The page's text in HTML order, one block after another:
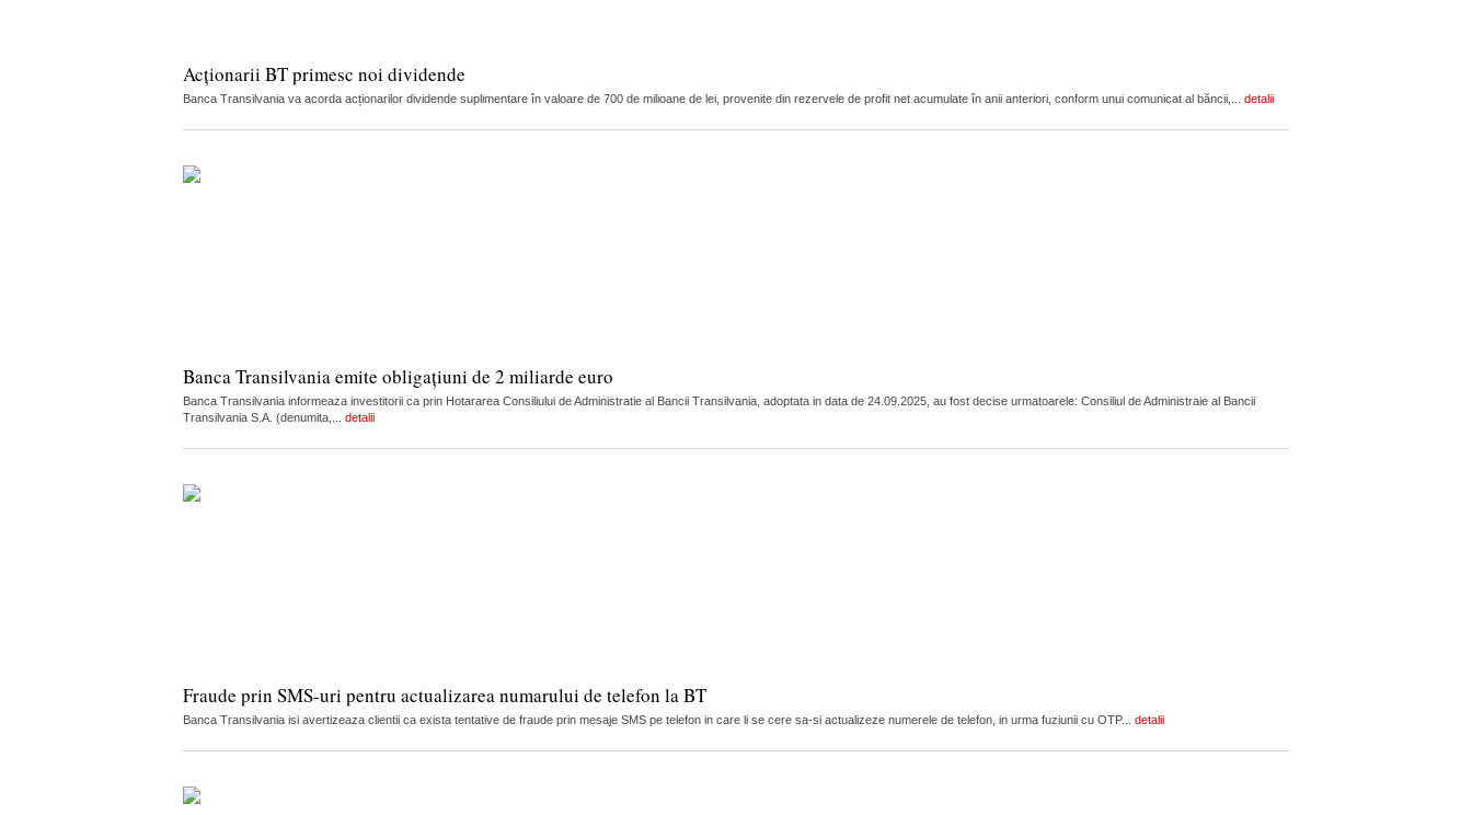
Acționarii BT primesc noi dividende
Banca Transilvania va acorda acționarilor dividende suplimentare în valoare de 700 de milioane de lei, provenite din rezervele de profit net acumulate în anii anteriori, conform unui comunicat al băncii,... detalii
Banca Transilvania emite obligațiuni de 2 miliarde euro
Banca Transilvania informeaza investitorii ca prin Hotararea Consiliului de Administratie al Bancii Transilvania, adoptata in data de 24.09.2025, au fost decise urmatoarele: Consiliul de Administraie al Bancii
Transilvania S.A. (denumita,... detalii
Fraude prin SMS-uri pentru actualizarea numarului de telefon la BT
Banca Transilvania isi avertizeaza clientii ca exista tentative de fraude prin mesaje SMS pe telefon in care li se cere sa-si actualizeze numerele de telefon, in urma fuziunii cu OTP... detalii